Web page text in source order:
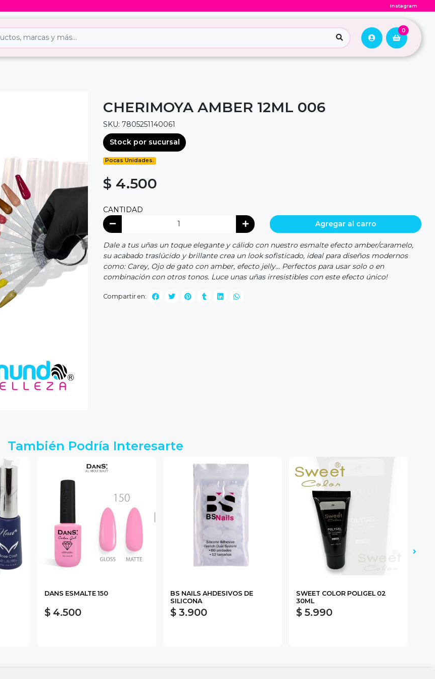
Instagram
0
CHERIMOYA AMBER 12ML 006
SKU: 7805251140061
Stock por sucursal
Pocas Unidades.
$ 4.500
CANTIDAD
Agregar al carro
Dale a tus uñas un toque elegante y cálido con nuestro esmalte efecto amber/caramelo,
su acabado traslúcido y brillante crea un look sofisticado, ideal para diseños modernos
como: Carey, Ojo de gato con amber, efecto jelly... Perfectos para usar solo o en
combinación con otros tonos. Luce unas uñas irresistibles con este efecto único!
Compartir en:
También Podría Interesarte
DANS ESMALTE 150
$ 4.500
BS NAILS AHDESIVOS DE
SILICONA
$ 3.900
SWEET COLOR POLIGEL 02
30ML
$ 5.990